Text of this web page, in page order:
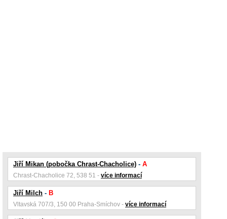
Jiří Mikan (pobočka Chrast-Chacholice) - A
Chrast-Chacholice 72, 538 51 - více informací
Jiří Milch - B
Vltavská 707/3, 150 00 Praha-Smíchov - více informací